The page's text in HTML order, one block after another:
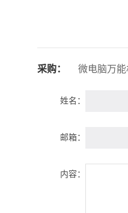
采购： 微电脑万
姓名：
邮箱：
内容：